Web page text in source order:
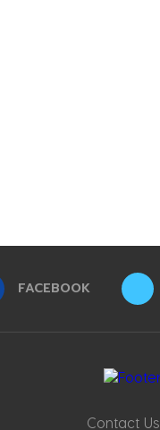
FACEBOOK
Contact Us